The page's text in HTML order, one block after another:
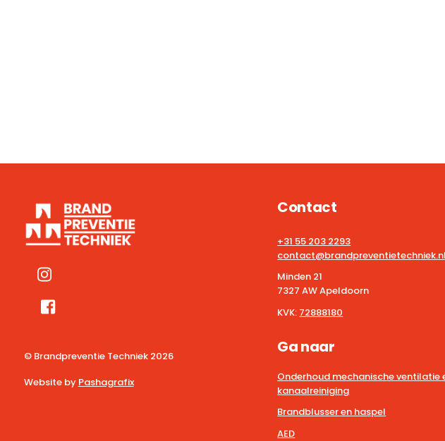
© Brandpreventie Techniek 2026
Website by Pashagrafix
Contact
+31 55 203 2293
contact@brandpreventietechniek.nl
Minden 21
7327 AW Apeldoorn
KVK: 72888180
Ga naar
Onderhoud mechanische ventilatie
kanaalreiniging
Brandblusser en haspel
AED